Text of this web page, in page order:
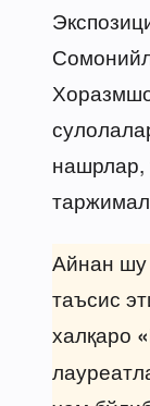
нашрлар,
Айнан шу
таъсис
халқаро